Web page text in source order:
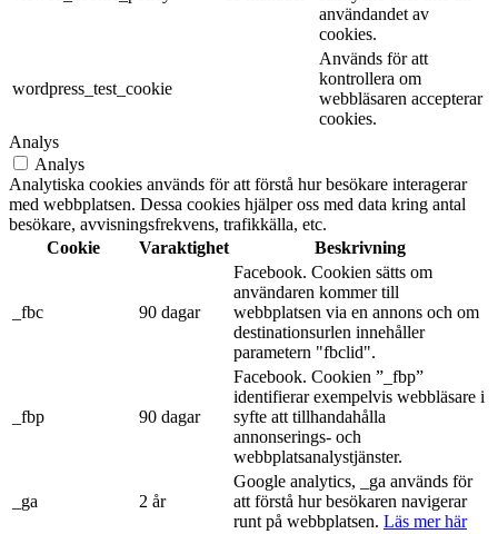
användandet av
cookies.
wordpress_test_cookie
Används för att
kontrollera om
webbläsaren accepterar
cookies.
Analys
Analys
Analytiska cookies används för att förstå hur besökare interagerar
med webbplatsen. Dessa cookies hjälper oss med data kring antal
besökare, avvisningsfrekvens, trafikkälla, etc.
Cookie
Varaktighet Beskrivning
_fbc 90 dagar
Facebook. Cookien sätts om
användaren kommer till
webbplatsen via en annons och om
destinationsurlen innehåller
parametern "fbclid".
_fbp 90 dagar
Facebook. Cookien ”_fbp”
identifierar exempelvis webbläsare i
syfte att tillhandahålla
annonserings- och
webbplatsanalystjänster.
_ga 2 år
Google analytics, _ga används för
att förstå hur besökaren navigerar
runt på webbplatsen. Läs mer här